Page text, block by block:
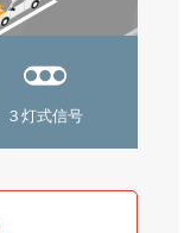
３灯式信号